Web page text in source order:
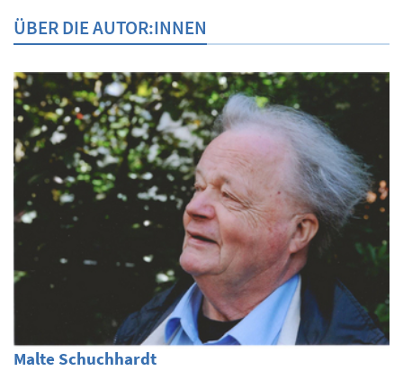
ÜBER DIE AUTOR:INNEN
Malte Schuchhardt